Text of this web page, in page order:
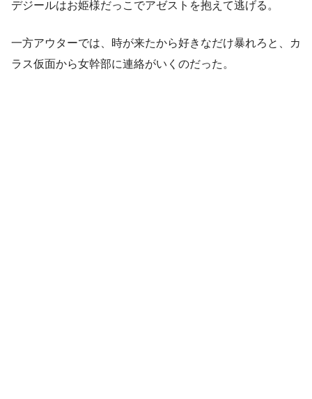
デジールはお姫様だっこでアゼストを抱えて逃げる。
一方アウターでは、時が来たから好きなだけ暴れろと、カ
ラス仮面から女幹部に連絡がいくのだった。